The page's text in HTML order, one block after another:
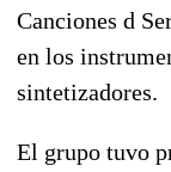
Canciones d
en los
sintetizadores.
El grupo tuvo